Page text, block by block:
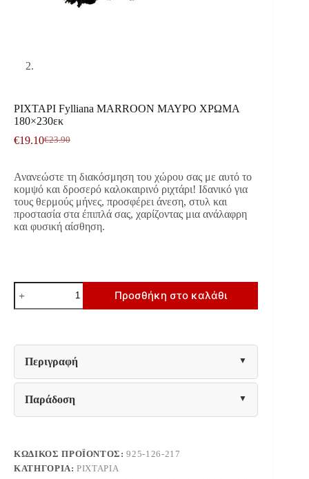
ΡΙΧΤΑΡΙ Fylliana MARROON ΜΑΥΡΟ ΧΡΩΜΑ
180×230εκ
€23.90
Original
was:
€23.90.
€19.10Η
τιμή
είναι:
€19.10.
Ανανεώστε τη διακόσμηση του χώρου σας με αυτό το
κομψό και δροσερό καλοκαιρινό ριχτάρι! Ιδανικό για
τους θερμούς μήνες, προσφέρει άνεση, στυλ και
προστασία στα έπιπλά σας, χαρίζοντας μια ανάλαφρη
και φυσική αίσθηση.
ΡΙΧΤΑΡΙ
Fylliana
MARROON
180x230εκ
ποσότητα
Προσθήκη στο καλάθι
Περιγραφή
Παράδοση
ΚΩΔΙΚΌΣ ΠΡΟΪΌΝΤΟΣ:925-126-217
ΚΑΤΗΓΟΡΊΑ:ΡΙΧΤΆΡΙΑ